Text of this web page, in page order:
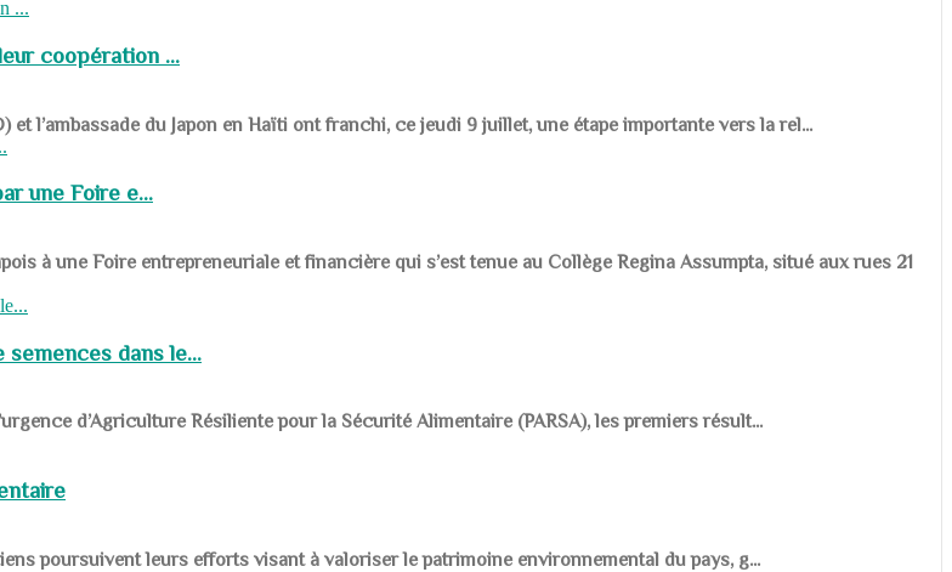
coopération ...
l’ambassade du Japon en Haïti ont franchi, ce jeudi 9 juillet, une étape importante vers la rel...
une Foire e...
à une Foire entrepreneuriale et financière qui s’est tenue au Collège Regina Assumpta, situé aux rues 21
dans le...
d’Agriculture Résiliente pour la Sécurité Alimentaire (PARSA), les premiers résult...
poursuivent leurs efforts visant à valoriser le patrimoine environnemental du pays, g...